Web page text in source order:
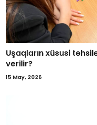
Uşaqların xüsusi
verilir?
15 May, 2026